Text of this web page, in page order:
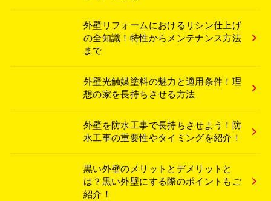
外壁リフォームにおけるリシン仕上げ
の全知識！特性からメンテナンス方法
まで
外壁光触媒塗料の魅力と適用条件！理
想の家を長持ちさせる方法
外壁を防水工事で長持ちさせよう！防
水工事の重要性やタイミングを紹介！
黒い外壁のメリットとデメリットと
は？黒い外壁にする際のポイントもご
紹介！